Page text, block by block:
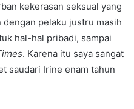
kekerasan seksual yang
pelaku justru masih
hal-hal pribadi, sampai
. Karena itu saya sangat
saudari Irine enam tahun